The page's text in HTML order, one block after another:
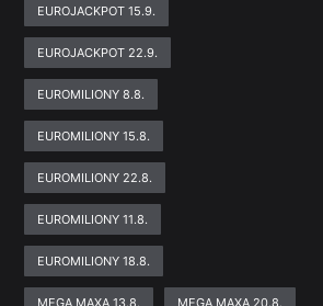
EUROJACKPOT 15.9.
EUROJACKPOT 22.9.
EUROMILIONY 8.8.
EUROMILIONY 15.8.
EUROMILIONY 22.8.
EUROMILIONY 11.8.
EUROMILIONY 18.8.